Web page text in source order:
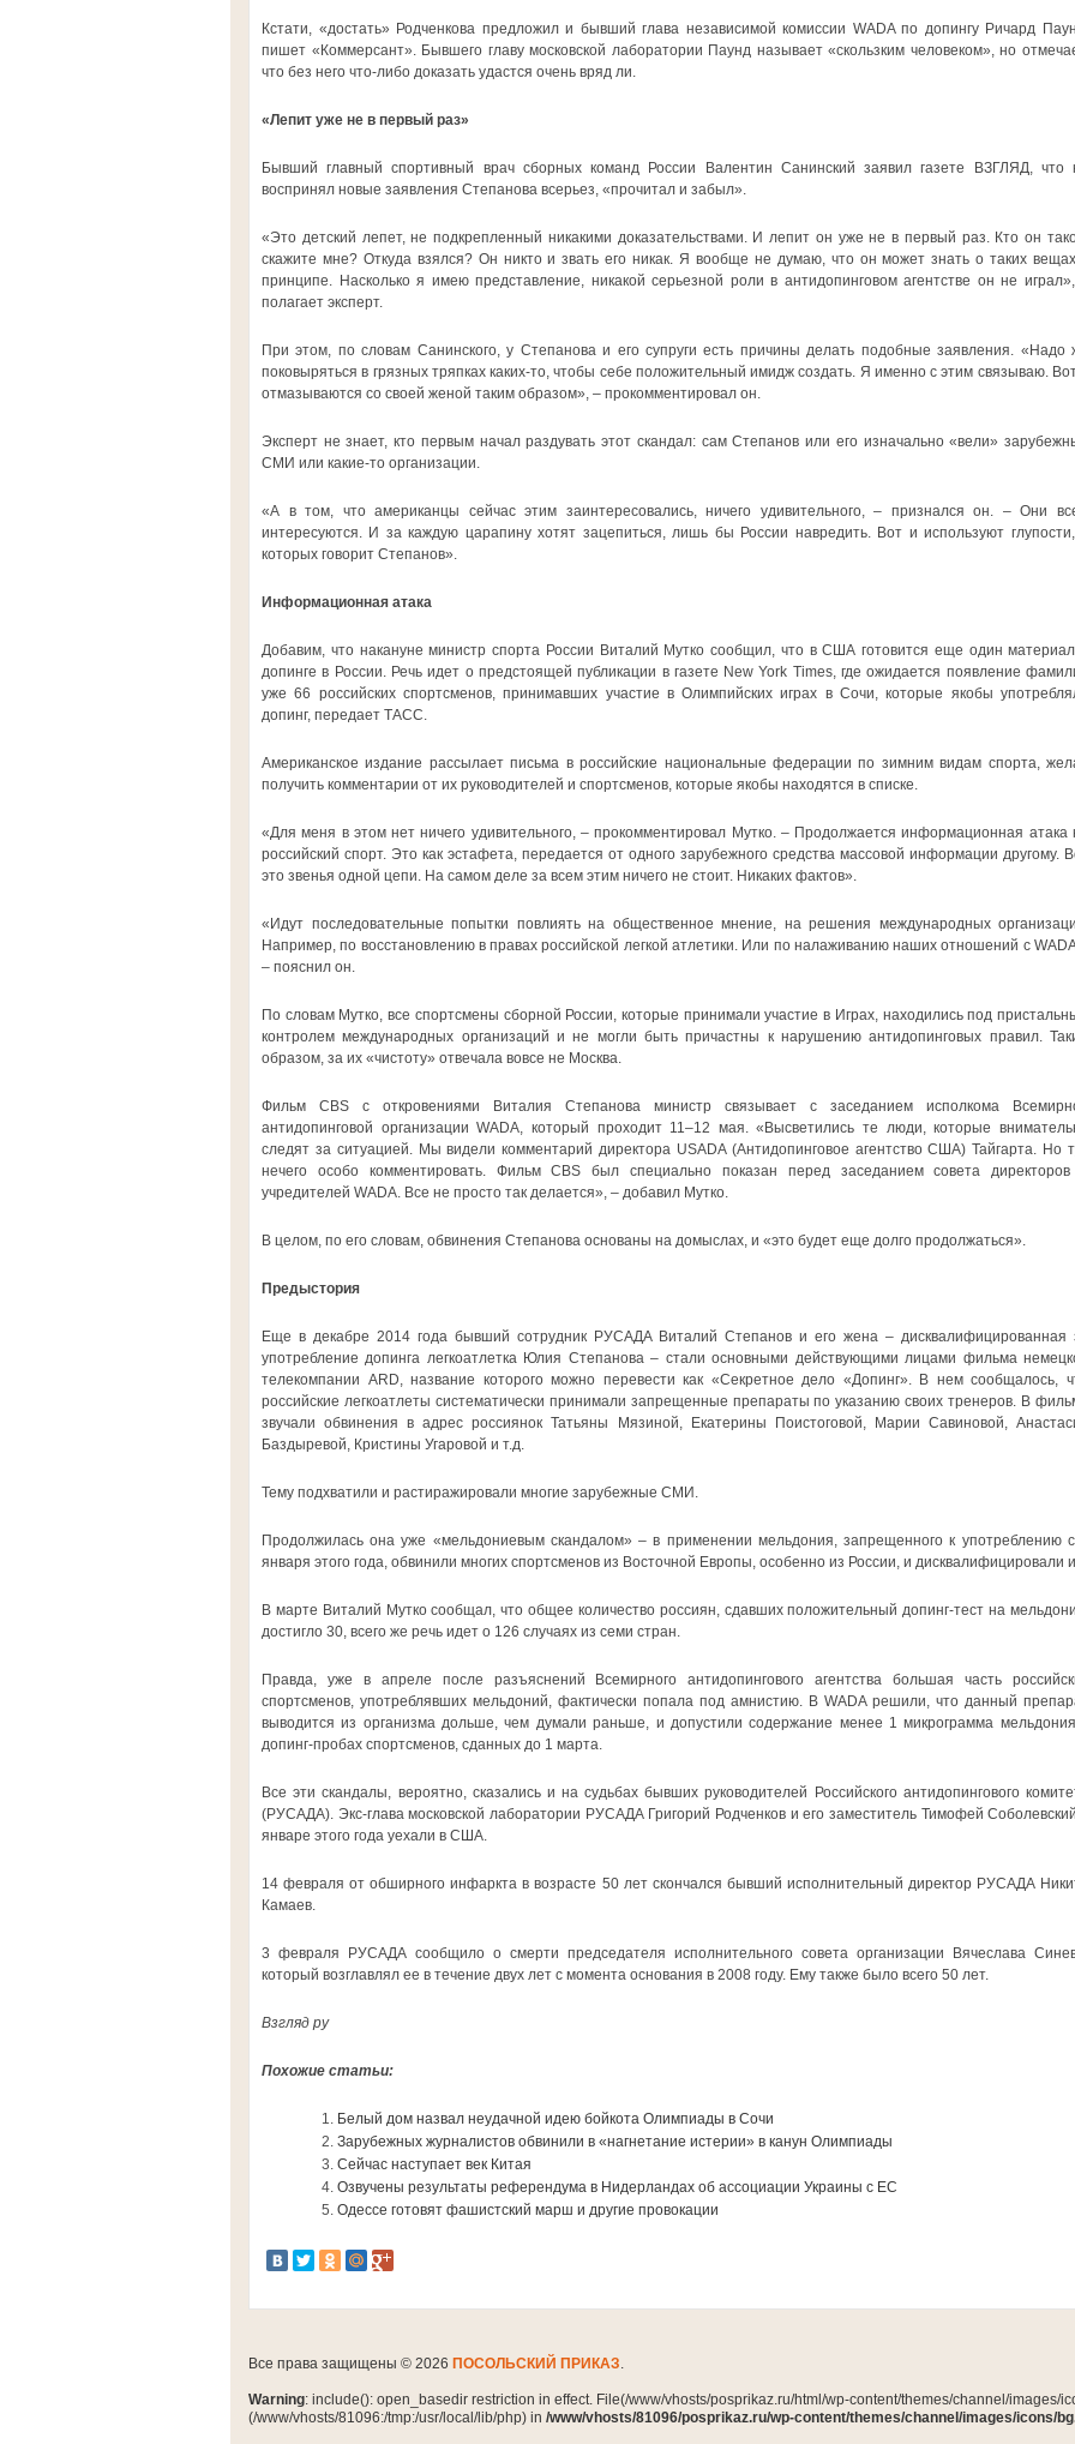
Кстати, «достать» Родченкова предложил и бывший глава независимой комиссии WADA по допингу Ричард
пишет «Коммерсант». Бывшего главу московской лаборатории Паунд называет «скользким человеком», но
что без него что-либо доказать удастся очень вряд ли.
«Лепит уже не в первый раз»
Бывший главный спортивный врач сборных команд России Валентин Санинский заявил газете ВЗГЛЯД, что
воспринял новые заявления Степанова всерьез, «прочитал и забыл».
«Это детский лепет, не подкрепленный никакими доказательствами. И лепит он уже не в первый раз. Кто он
скажите мне? Откуда взялся? Он никто и звать его никак. Я вообще не думаю, что он может знать о таких
принципе. Насколько я имею представление, никакой серьезной роли в антидопинговом агентстве он не
полагает эксперт.
При этом, по словам Санинского, у Степанова и его супруги есть причины делать подобные заявления. «Надо
поковыряться в грязных тряпках каких-то, чтобы себе положительный имидж создать. Я именно с этим связываю.
отмазываются со своей женой таким образом», – прокомментировал он.
Эксперт не знает, кто первым начал раздувать этот скандал: сам Степанов или его изначально «вели»
СМИ или какие-то организации.
«А в том, что американцы сейчас этим заинтересовались, ничего удивительного, – признался он. – Они
интересуются. И за каждую царапину хотят зацепиться, лишь бы России навредить. Вот и используют
которых говорит Степанов».
Информационная атака
Добавим, что накануне министр спорта России Виталий Мутко сообщил, что в США готовится еще один
допинге в России. Речь идет о предстоящей публикации в газете New York Times, где ожидается появление
уже 66 российских спортсменов, принимавших участие в Олимпийских играх в Сочи, которые якобы
допинг, передает ТАСС.
Американское издание рассылает письма в российские национальные федерации по зимним видам спорта,
получить комментарии от их руководителей и спортсменов, которые якобы находятся в списке.
«Для меня в этом нет ничего удивительного, – прокомментировал Мутко. – Продолжается информационная атака
российский спорт. Это как эстафета, передается от одного зарубежного средства массовой информации другому.
это звенья одной цепи. На самом деле за всем этим ничего не стоит. Никаких фактов».
«Идут последовательные попытки повлиять на общественное мнение, на решения международных
Например, по восстановлению в правах российской легкой атлетики. Или по налаживанию наших отношений с
– пояснил он.
По словам Мутко, все спортсмены сборной России, которые принимали участие в Играх, находились под
контролем международных организаций и не могли быть причастны к нарушению антидопинговых правил.
образом, за их «чистоту» отвечала вовсе не Москва.
Фильм CBS с откровениями Виталия Степанова министр связывает с заседанием исполкома
антидопинговой организации WADA, который проходит 11–12 мая. «Высветились те люди, которые
следят за ситуацией. Мы видели комментарий директора USADA (Антидопинговое агентство США) Тайгарта. Но
нечего особо комментировать. Фильм CBS был специально показан перед заседанием совета
учредителей WADA. Все не просто так делается», – добавил Мутко.
В целом, по его словам, обвинения Степанова основаны на домыслах, и «это будет еще долго продолжаться».
Предыстория
Еще в декабре 2014 года бывший сотрудник РУСАДА Виталий Степанов и его жена – дисквалифицированная
употребление допинга легкоатлетка Юлия Степанова – стали основными действующими лицами фильма
телекомпании ARD, название которого можно перевести как «Секретное дело «Допинг». В нем сообщалось,
российские легкоатлеты систематически принимали запрещенные препараты по указанию своих тренеров. В
звучали обвинения в адрес россиянок Татьяны Мязиной, Екатерины Поистоговой, Марии Савиновой,
Баздыревой, Кристины Угаровой и т.д.
Тему подхватили и растиражировали многие зарубежные СМИ.
Продолжилась она уже «мельдониевым скандалом» – в применении мельдония, запрещенного к употреблению
января этого года, обвинили многих спортсменов из Восточной Европы, особенно из России, и дисквалифицировали
В марте Виталий Мутко сообщал, что общее количество россиян, сдавших положительный допинг-тест на
достигло 30, всего же речь идет о 126 случаях из семи стран.
Правда, уже в апреле после разъяснений Всемирного антидопингового агентства большая часть
спортсменов, употреблявших мельдоний, фактически попала под амнистию. В WADA решили, что данный
выводится из организма дольше, чем думали раньше, и допустили содержание менее 1 микрограмма
допинг-пробах спортсменов, сданных до 1 марта.
Все эти скандалы, вероятно, сказались и на судьбах бывших руководителей Российского антидопингового
(РУСАДА). Экс-глава московской лаборатории РУСАДА Григорий Родченков и его заместитель Тимофей
январе этого года уехали в США.
14 февраля от обширного инфаркта в возрасте 50 лет скончался бывший исполнительный директор РУСАДА
Камаев.
3 февраля РУСАДА сообщило о смерти председателя исполнительного совета организации Вячеслава
который возглавлял ее в течение двух лет с момента основания в 2008 году. Ему также было всего 50 лет.
Взгляд ру
Похожие статьи:
Белый дом назвал неудачной идею бойкота Олимпиады в Сочи
Зарубежных журналистов обвинили в «нагнетание истерии» в канун Олимпиады
Сейчас наступает век Китая
Озвучены результаты референдума в Нидерландах об ассоциации Украины с ЕС
Одессе готовят фашистский марш и другие провокации
Все права защищены © 2026 ПОСОЛЬСКИЙ ПРИКАЗ.
Warning: include(): open_basedir restriction in effect. File(/www/vhosts/posprikaz.ru/html/wp-content/themes/channel/images/
(/www/vhosts/81096:/tmp:/usr/local/lib/php) in /www/vhosts/81096/posprikaz.ru/wp-content/themes/channel/images/icons/